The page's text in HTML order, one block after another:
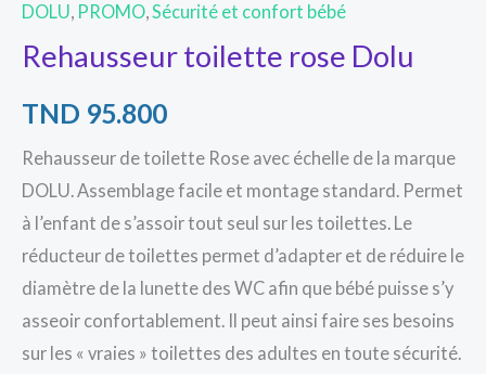
DOLU, PROMO,Sécurité et confort bébé
Rehausseur toilette rose Dolu
TND 95.800
Rehausseur de toilette Rose avec échelle de la marque
DOLU. Assemblage facile et montage standard. Permet
à l’enfant de s’assoir tout seul sur les toilettes. Le
réducteur de toilettes permet d’adapter et de réduire le
diamètre de la lunette des WC afin que bébé puisse s’y
asseoir confortablement. Il peut ainsi faire ses besoins
sur les « vraies » toilettes des adultes en toute sécurité.